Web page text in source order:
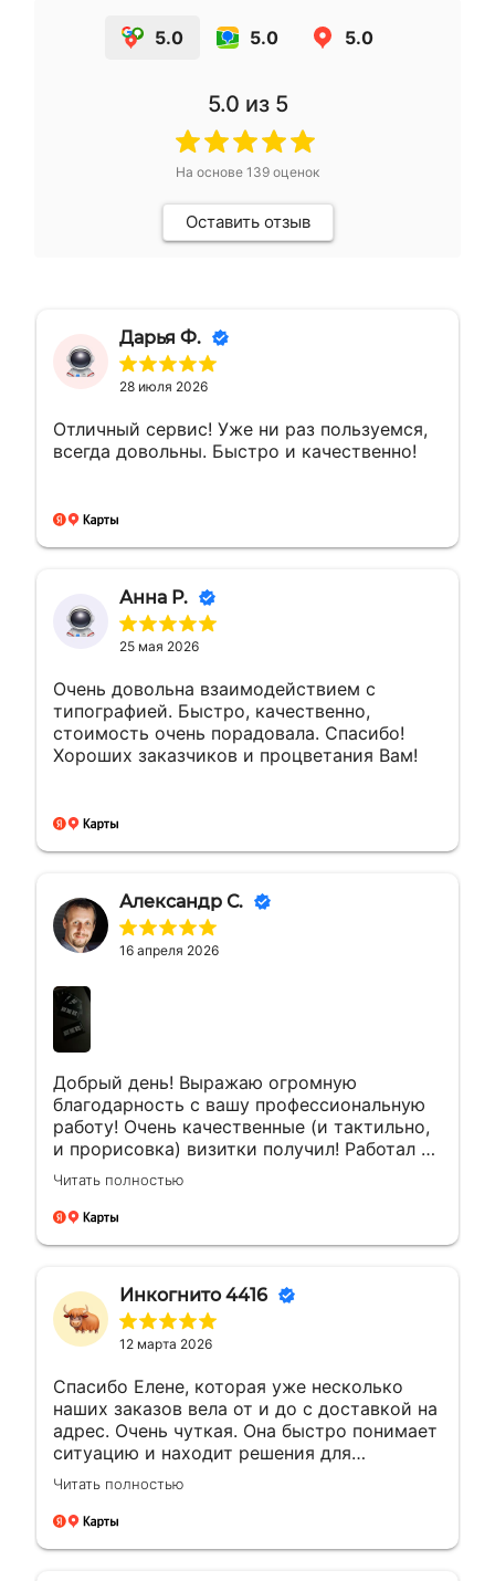
5.0 5.0 5.0
5.0 из 5
На основе 139 оценок
Оставить отзыв
Дарья Ф.
28 июля 2026
Отличный сервис! Уже ни раз пользуемся,
всегда довольны. Быстро и качественно!
Анна Р.
25 мая 2026
Очень довольна взаимодействием с
типографией. Быстро, качественно,
стоимость очень порадовала. Спасибо!
Хороших заказчиков и процветания Вам!
Александр С.
16 апреля 2026
Добрый день! Выражаю огромную
благодарность с вашу профессиональную
работу! Очень качественные (и тактильно,
и прорисовка) визитки получил! Работал с
менеджером Еленой. Ей отдельная
благодарность за мгновенные ответы и
полное сопровождение заказа!
Читать полностью
Инкогнито 4416
12 марта 2026
Спасибо Елене, которая уже несколько
наших заказов вела от и до с доставкой на
адрес. Очень чуткая. Она быстро понимает
ситуацию и находит решения для
возникающих вопросов.Это заслуживает
уважения. Будущие компании с такими
сотрудниками всегда на высоте будут
Читать полностью